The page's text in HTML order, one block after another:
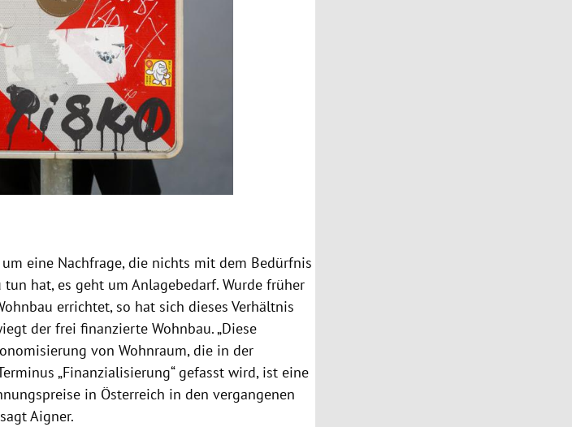
eine Nachfrage, die nichts mit dem Bedürfnis
hat, es geht um Anlagebedarf. Wurde früher
errichtet, so hat sich dieses Verhältnis
der frei finanzierte Wohnbau. „Diese
von Wohnraum, die in der
„Finanzialisierung“ gefasst wird, ist eine
in Österreich in den vergangenen
Aigner.